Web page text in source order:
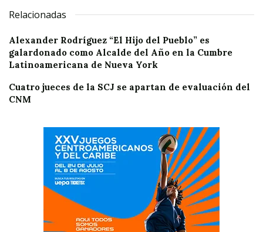
Relacionadas
Alexander Rodríguez “El Hijo del Pueblo” es
galardonado como Alcalde del Año en la Cumbre
Latinoamericana de Nueva York
Cuatro jueces de la SCJ se apartan de evaluación del
CNM